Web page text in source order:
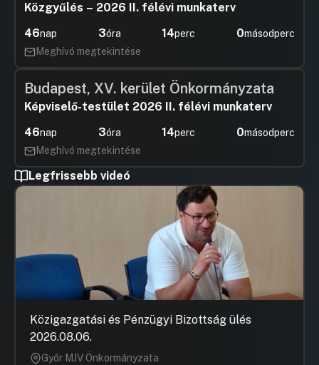
Közgyűlés – 2026 II. félévi munkaterv
46nap 3óra 14perc 0másodperc
Meghívó megtekintése
Budapest, XV. kerület Önkormányzata
Képviselő-testület 2026 II. félévi munkaterv
46nap 3óra 14perc 0másodperc
Meghívó megtekintése
Legfrissebb videó
Közigazgatási és Pénzügyi Bizottság ülés
2026.08.06.
Győr MJV Önkormányzata